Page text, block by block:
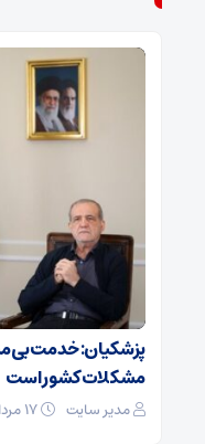
پزشکیان: خدمت
مشکلات کشور است
مدیر سایت